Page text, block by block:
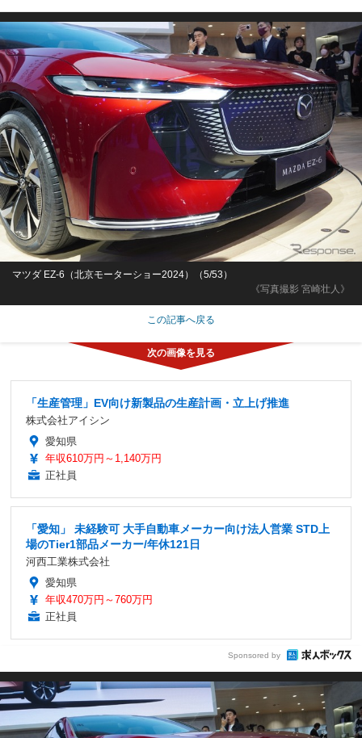
《写真撮影 宮崎壮人》
マツダ EZ-6（北京モーターショー2024）（5/53）
この記事へ戻る
「生産管理」EV向け新製品の生産計画・立上げ推進
株式会社アイシン
愛知県
年収610万円～1,140万円
正社員
「愛知」 未経験可 大手自動車メーカー向け法人営業 STD上
場のTier1部品メーカー/年休121日
河西工業株式会社
愛知県
年収470万円～760万円
正社員
Sponsored by